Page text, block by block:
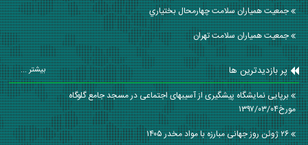
جمعیت همیاران سلامت چهارمحال بختياري
جمعیت همیاران سلامت تهران
پر بازدیدترین ها بیشتر ...
برپایی نمایشگاه پیشگیری از آسیبهای اجتماعی در مسجد جامع گلوگاه
مورخ۱۳۹۷/۰۳/۰۴
۲۶ ژوئن روز جهانی مبارزه با مواد مخدر ۱۴۰۵